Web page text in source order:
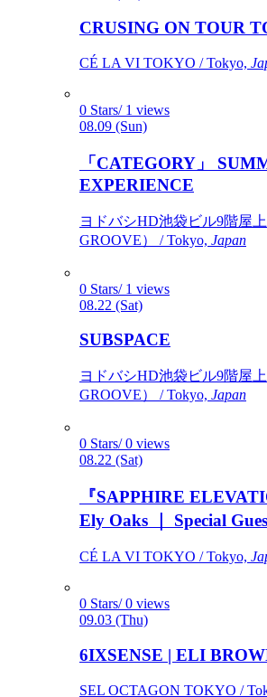
CRUSING ON TOUR
CÉ LA VI TOKYO / Tokyo,
0 Stars/ 1 views
08.09 (Sun)
「CATEGORY」
EXPERIENCE
ヨドバシHD池袋ビル9階屋
GROOVE） / Tokyo, Japan
0 Stars/ 1 views
08.22 (Sat)
SUBSPACE
ヨドバシHD池袋ビル9階屋
GROOVE） / Tokyo, Japan
0 Stars/ 0 views
08.22 (Sat)
『SAPPHIRE
Ely Oaks ｜ Special
CÉ LA VI TOKYO / Tokyo,
0 Stars/ 0 views
09.03 (Thu)
6IXSENSE | ELI
SEL OCTAGON TOKYO /